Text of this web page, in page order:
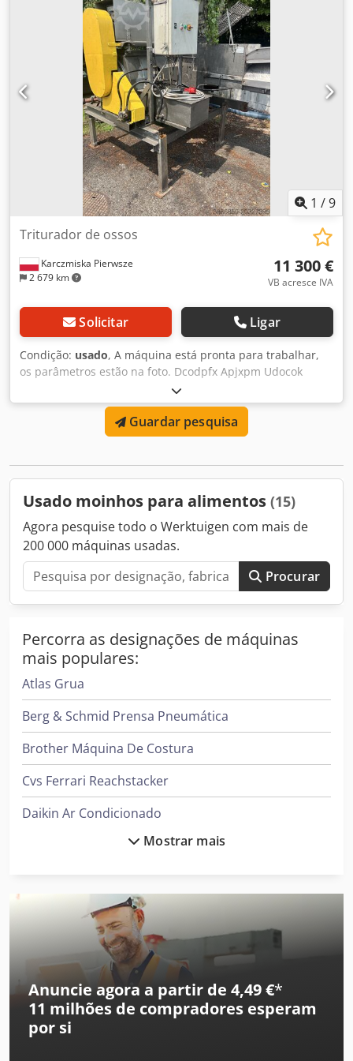
forma e estrutura. O equipamento está mecanicamente
funcional. Requer calibração. O preço indicado não inclui
transporte. Dcodpfxoyv Aite Apcek
1 /9
Karczmiska Pierwsze
2 679 km
Triturador de ossos
11 300 €
VB acresce IVA
Solicitar Ligar
Condição: usado, A máquina está pronta para trabalhar,
os parâmetros estão na foto. Dcodpfx Apjxpm Udocok
Guardar pesquisa
Usado moinhos para alimentos (15)
Agora pesquise todo o Werktuigen com mais de
200 000 máquinas usadas.
Procurar
Percorra as designações de máquinas
mais populares:
Atlas Grua
Berg & Schmid Prensa Pneumática
Brother Máquina De Costura
Cvs Ferrari Reachstacker
Daikin Ar Condicionado
Gea Decantador
Hp Impressora
Ingersoll Rand Compressor
Leif & Lorentz Máquinas De Escovar
Mostrar mais
Anuncie agora a partir de 4,49 €*
11 milhões de compradores esperam
por si